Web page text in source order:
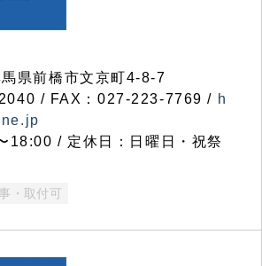
県前橋市文京町4-8-7
/ FAX：027-223-7769 / h
18:00 / 定休日：日曜日・祝祭
・取付可